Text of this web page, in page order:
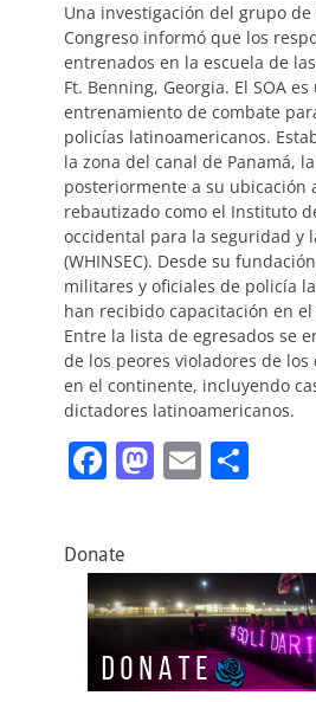
Una investigación del grupo
Congreso informó que los
entrenados en la escuela de
Ft. Benning, Georgia. El SOA
entrenamiento de combate
policías latinoamericanos.
la zona del canal de Panamá,
posteriormente a su ubicación
rebautizado como el Instituto
occidental para la seguridad y
(WHINSEC). Desde su
militares y oficiales de policía
han recibido capacitación en el
Entre la lista de egresados se
de los peores violadores de
en el continente, incluyendo
dictadores latinoamericanos.
F
c
e
b
o
o
M
o
d
o
n
E
l p
ar
tir
Donate